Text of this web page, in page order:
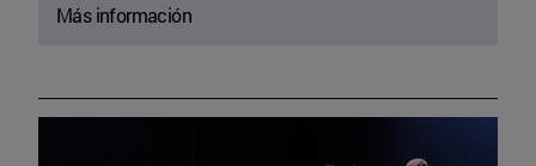
Más información